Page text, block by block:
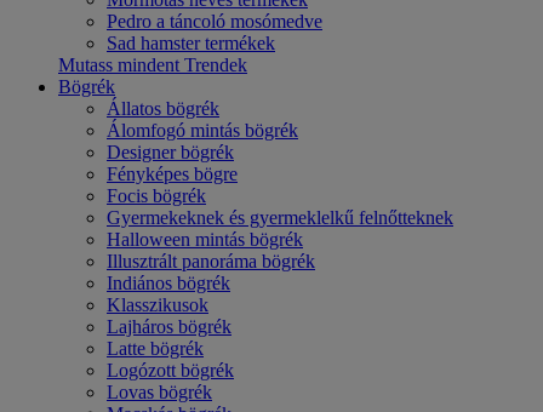
Pedro a táncoló mosómedve
Sad hamster termékek
Mutass mindent Trendek
Bögrék
Állatos bögrék
Álomfogó mintás bögrék
Designer bögrék
Fényképes bögre
Focis bögrék
Gyermekeknek és gyermeklelkű felnőtteknek
Halloween mintás bögrék
Illusztrált panoráma bögrék
Indiános bögrék
Klasszikusok
Lajháros bögrék
Latte bögrék
Logózott bögrék
Lovas bögrék